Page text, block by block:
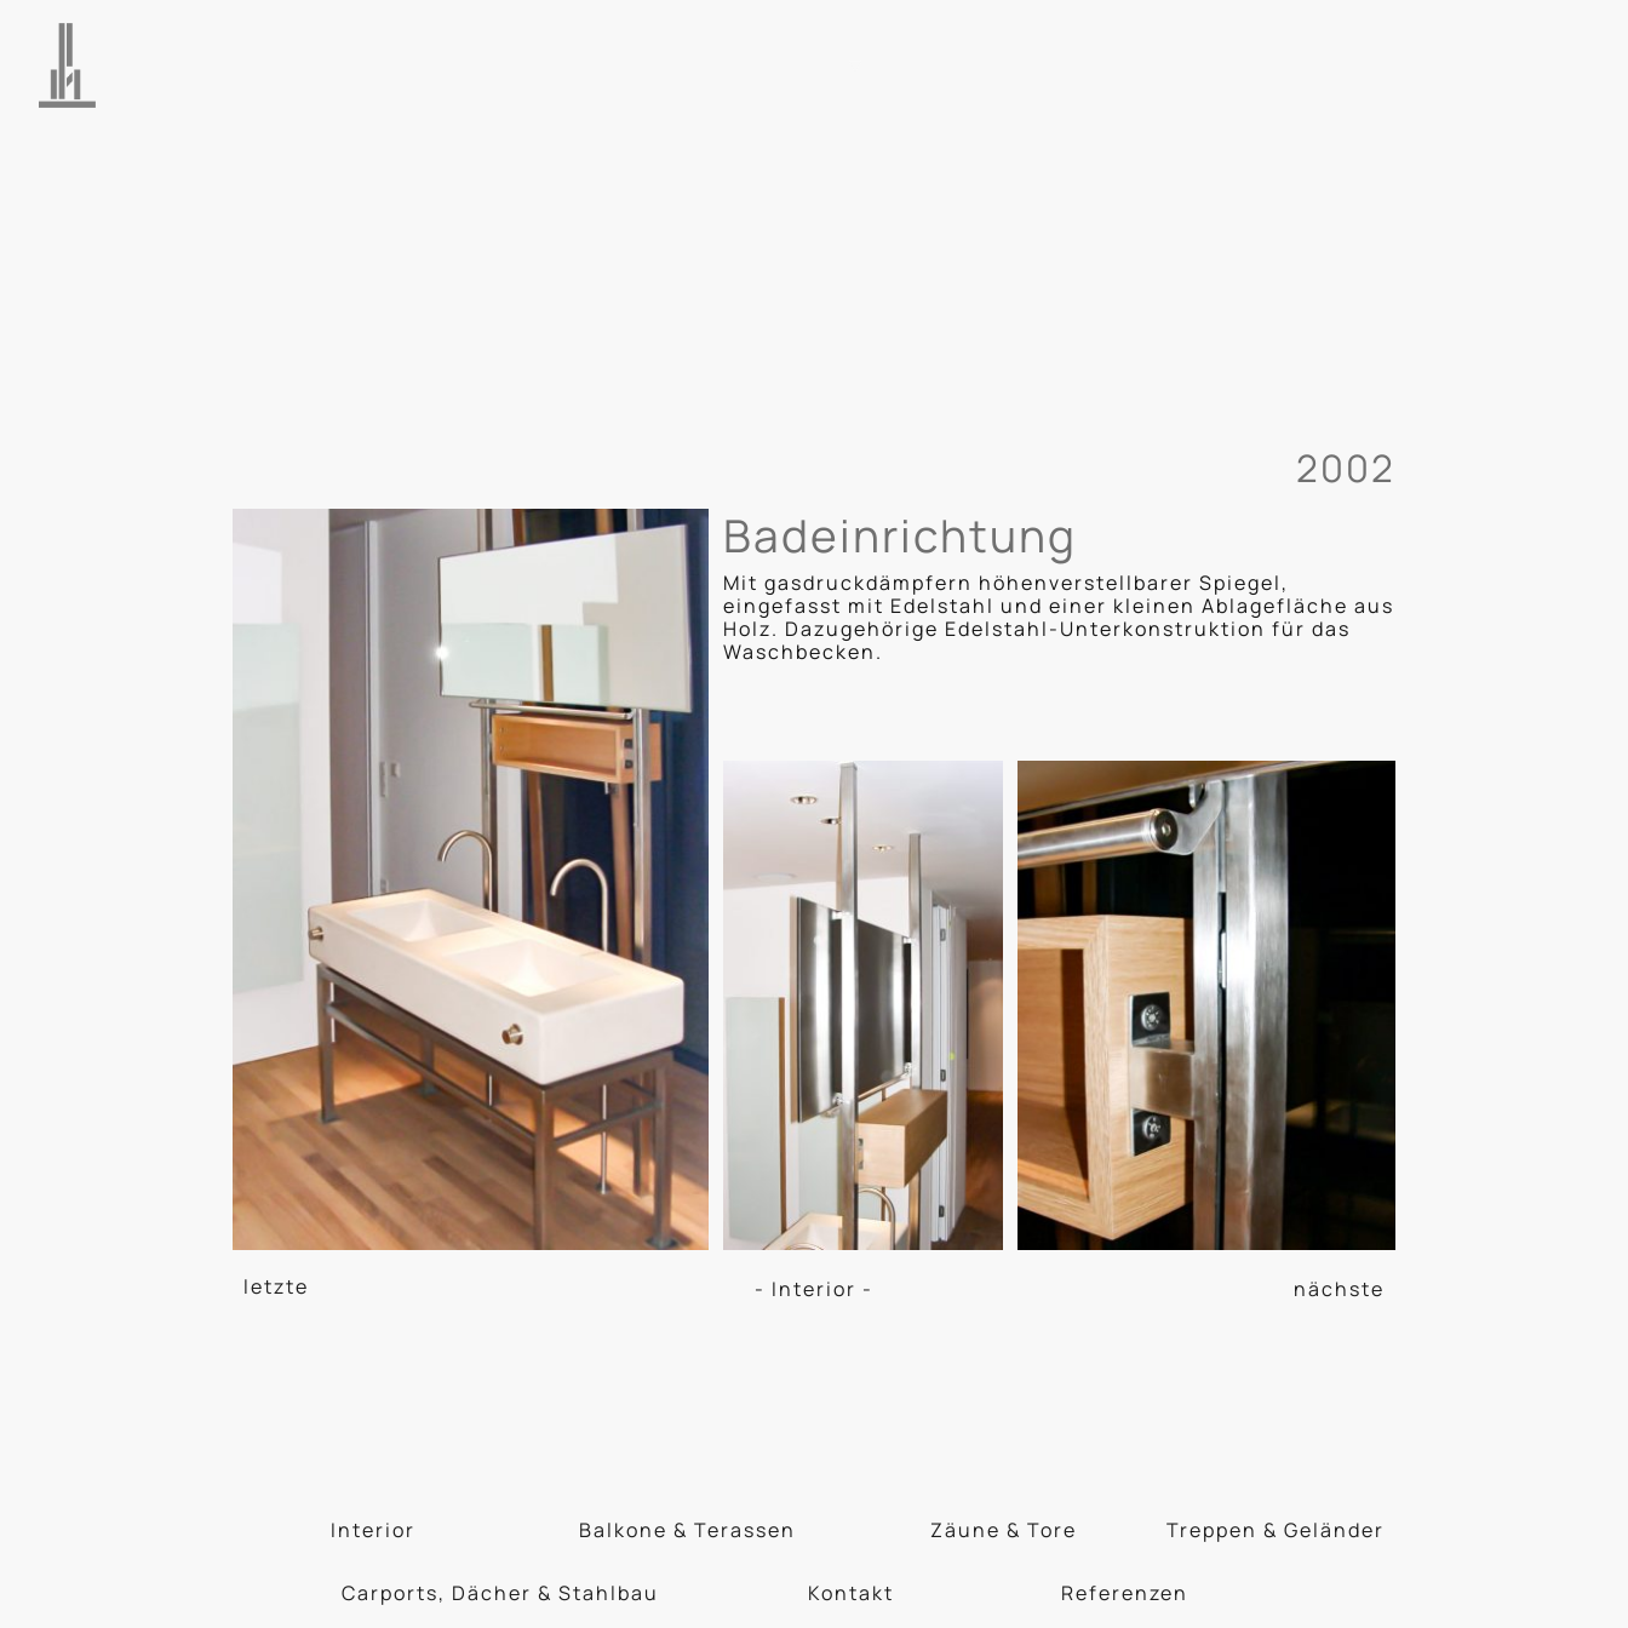
2002
Badeinrichtung
Mit gasdruckdämpfern höhenverstellbarer Spiegel,
eingefasst mit Edelstahl und einer kleinen Ablagefläche aus
Holz. Dazugehörige Edelstahl-Unterkonstruktion für das
Waschbecken.
- Interior -
letzte nächste
Interior Balkone & Terassen Zäune & Tore Treppen & Geländer
Carports, Dächer & Stahlbau Kontakt Referenzen